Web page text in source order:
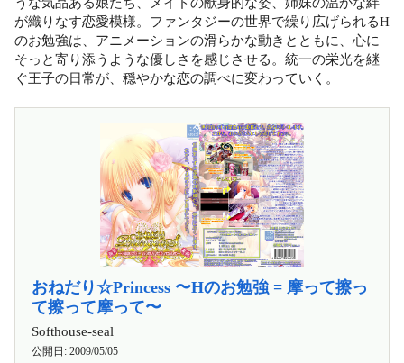
が織りなす恋愛模様。ファンタジーの世界で繰り広げられるH
のお勉強は、アニメーションの滑らかな動きとともに、心に
そっと寄り添うような優しさを感じさせる。統一の栄光を継
ぐ王子の日常が、穏やかな恋の調べに変わっていく。
おねだり☆Princess 〜Hのお勉強 = 摩って擦っ
て擦って摩って〜
Softhouse-seal
公開日: 2009/05/05